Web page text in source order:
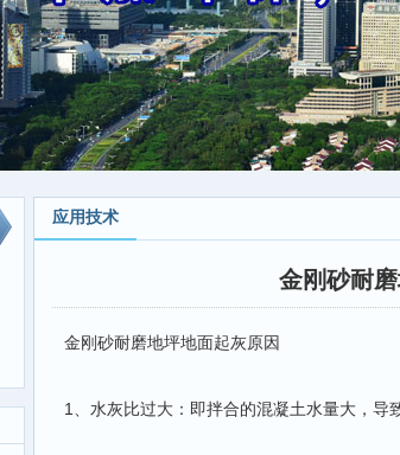
应用技术
金刚砂耐
金刚砂耐磨地坪地面起灰原因
1、水灰比过大：即拌合的混凝土水量大，导